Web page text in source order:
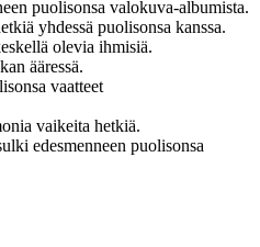
puolisonsa valokuva-albumista.
yhdessä puolisonsa kanssa.
olevia ihmisiä.
ääressä.
vaatteet
vaikeita hetkiä.
edesmenneen puolisonsa